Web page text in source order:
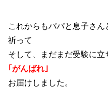
これからもパパと息子さ
祈って
そして、まだまだ受験に
｢がんばれ｣
お届けしました。